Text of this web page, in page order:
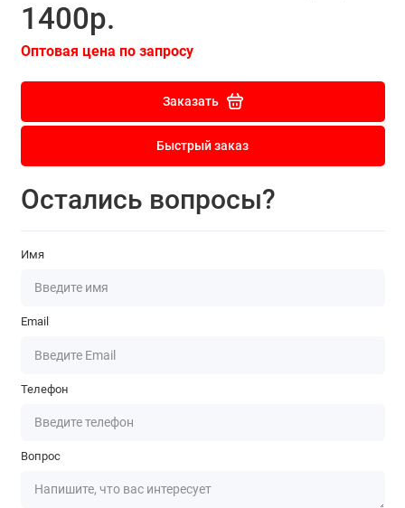
1400р.
Оптовая цена по запросу
Заказать
Быстрый заказ
Остались вопросы?
Имя
Email
Телефон
Вопрос